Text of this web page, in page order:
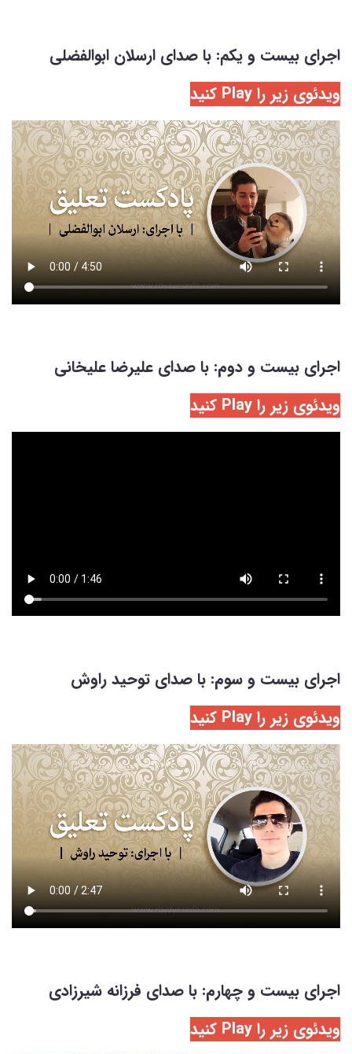
اجرای بیست و یکم: با صدای ارسلان ابوالفضلی
ویدئوی زیر را Play کنید
اجرای بیست و دوم: با صدای علیرضا علیخانی
ویدئوی زیر را Play کنید
اجرای بیست و سوم: با صدای توحید راوش
ویدئوی زیر را Play کنید
اجرای بیست و چهارم: با صدای فرزانه شیرزادی
ویدئوی زیر را Play کنید